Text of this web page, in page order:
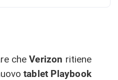
che Verizon ritiene
tablet Playbook